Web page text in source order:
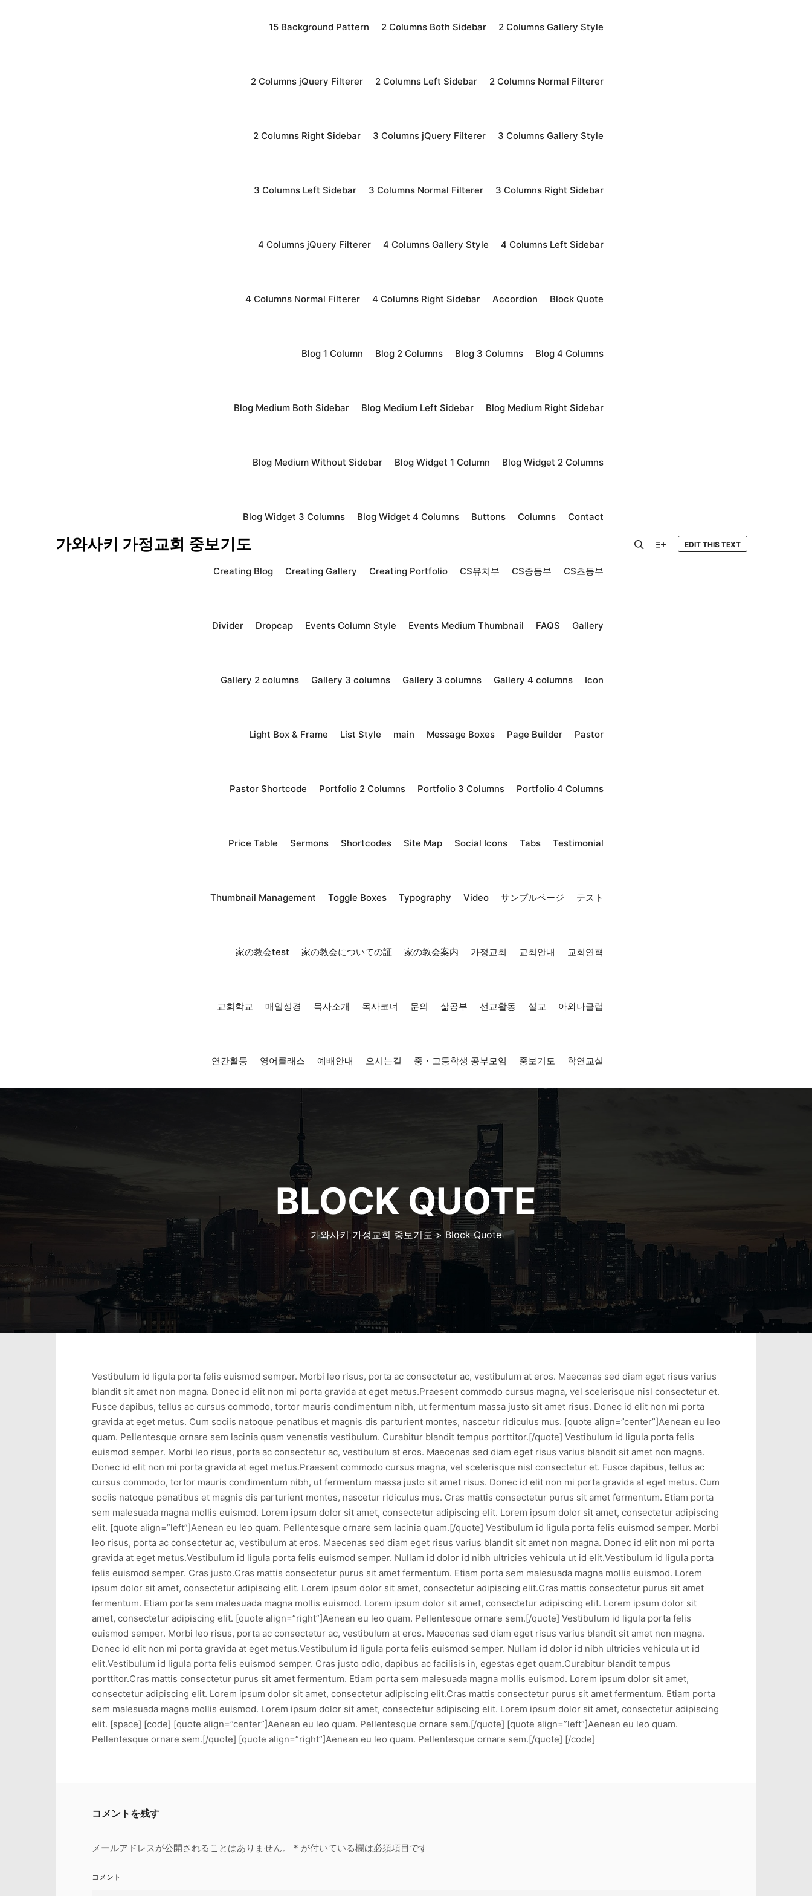
가와사키 가정교회 중보기도
15 Background Pattern 2 Columns Both Sidebar 2 Columns Gallery Style
2 Columns jQuery Filterer 2 Columns Left Sidebar 2 Columns Normal Filterer
2 Columns Right Sidebar 3 Columns jQuery Filterer 3 Columns Gallery Style
3 Columns Left Sidebar 3 Columns Normal Filterer 3 Columns Right Sidebar
4 Columns jQuery Filterer 4 Columns Gallery Style 4 Columns Left Sidebar
4 Columns Normal Filterer 4 Columns Right Sidebar Accordion Block Quote
Blog 1 Column Blog 2 Columns Blog 3 Columns Blog 4 Columns
Blog Medium Both Sidebar Blog Medium Left Sidebar Blog Medium Right Sidebar
Blog Medium Without Sidebar Blog Widget 1 Column Blog Widget 2 Columns
Blog Widget 3 Columns Blog Widget 4 Columns Buttons Columns Contact
Creating Blog Creating Gallery Creating Portfolio CS유치부 CS중등부 CS초등부
Divider Dropcap Events Column Style Events Medium Thumbnail FAQS Gallery
Gallery 2 columns Gallery 3 columns Gallery 3 columns Gallery 4 columns Icon
Light Box & Frame List Style main Message Boxes Page Builder Pastor
Pastor Shortcode Portfolio 2 Columns Portfolio 3 Columns Portfolio 4 Columns
Price Table Sermons Shortcodes Site Map Social Icons Tabs Testimonial
Thumbnail Management Toggle Boxes Typography Video サンプルページ テスト
家の教会test 家の教会についての証 家の教会案内 가정교회 교회안내 교회연혁
교회학교 매일성경 목사소개 목사코너 문의 삶공부 선교활동 설교 아와나클럽
연간활동 영어클래스 예배안내 오시는길 중・고등학생 공부모임 중보기도 학연교실
EDIT THIS TEXT
BLOCK QUOTE
가와사키 가정교회 중보기도> Block Quote
Vestibulum id ligula porta felis euismod semper. Morbi leo risus, porta ac consectetur ac, vestibulum at eros. Maecenas sed diam eget risus varius
blandit sit amet non magna. Donec id elit non mi porta gravida at eget metus.Praesent commodo cursus magna, vel scelerisque nisl consectetur et.
Fusce dapibus, tellus ac cursus commodo, tortor mauris condimentum nibh, ut fermentum massa justo sit amet risus. Donec id elit non mi porta
gravida at eget metus. Cum sociis natoque penatibus et magnis dis parturient montes, nascetur ridiculus mus. [quote align=”center”]Aenean eu leo
quam. Pellentesque ornare sem lacinia quam venenatis vestibulum. Curabitur blandit tempus porttitor.[/quote] Vestibulum id ligula porta felis
euismod semper. Morbi leo risus, porta ac consectetur ac, vestibulum at eros. Maecenas sed diam eget risus varius blandit sit amet non magna.
Donec id elit non mi porta gravida at eget metus.Praesent commodo cursus magna, vel scelerisque nisl consectetur et. Fusce dapibus, tellus ac
cursus commodo, tortor mauris condimentum nibh, ut fermentum massa justo sit amet risus. Donec id elit non mi porta gravida at eget metus. Cum
sociis natoque penatibus et magnis dis parturient montes, nascetur ridiculus mus. Cras mattis consectetur purus sit amet fermentum. Etiam porta
sem malesuada magna mollis euismod. Lorem ipsum dolor sit amet, consectetur adipiscing elit. Lorem ipsum dolor sit amet, consectetur adipiscing
elit. [quote align=”left”]Aenean eu leo quam. Pellentesque ornare sem lacinia quam.[/quote] Vestibulum id ligula porta felis euismod semper. Morbi
leo risus, porta ac consectetur ac, vestibulum at eros. Maecenas sed diam eget risus varius blandit sit amet non magna. Donec id elit non mi porta
gravida at eget metus.Vestibulum id ligula porta felis euismod semper. Nullam id dolor id nibh ultricies vehicula ut id elit.Vestibulum id ligula porta
felis euismod semper. Cras justo.Cras mattis consectetur purus sit amet fermentum. Etiam porta sem malesuada magna mollis euismod. Lorem
ipsum dolor sit amet, consectetur adipiscing elit. Lorem ipsum dolor sit amet, consectetur adipiscing elit.Cras mattis consectetur purus sit amet
fermentum. Etiam porta sem malesuada magna mollis euismod. Lorem ipsum dolor sit amet, consectetur adipiscing elit. Lorem ipsum dolor sit
amet, consectetur adipiscing elit. [quote align=”right”]Aenean eu leo quam. Pellentesque ornare sem.[/quote] Vestibulum id ligula porta felis
euismod semper. Morbi leo risus, porta ac consectetur ac, vestibulum at eros. Maecenas sed diam eget risus varius blandit sit amet non magna.
Donec id elit non mi porta gravida at eget metus.Vestibulum id ligula porta felis euismod semper. Nullam id dolor id nibh ultricies vehicula ut id
elit.Vestibulum id ligula porta felis euismod semper. Cras justo odio, dapibus ac facilisis in, egestas eget quam.Curabitur blandit tempus
porttitor.Cras mattis consectetur purus sit amet fermentum. Etiam porta sem malesuada magna mollis euismod. Lorem ipsum dolor sit amet,
consectetur adipiscing elit. Lorem ipsum dolor sit amet, consectetur adipiscing elit.Cras mattis consectetur purus sit amet fermentum. Etiam porta
sem malesuada magna mollis euismod. Lorem ipsum dolor sit amet, consectetur adipiscing elit. Lorem ipsum dolor sit amet, consectetur adipiscing
elit. [space] [code] [quote align=”center”]Aenean eu leo quam. Pellentesque ornare sem.[/quote] [quote align=”left”]Aenean eu leo quam.
Pellentesque ornare sem.[/quote] [quote align=”right”]Aenean eu leo quam. Pellentesque ornare sem.[/quote] [/code]
コメントを残す
メールアドレスが公開されることはありません。 * が付いている欄は必須項目です
コメント